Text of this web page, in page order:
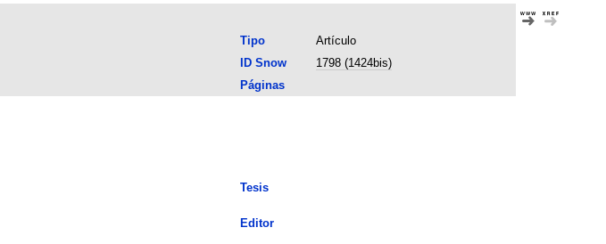
Tipo
Artículo
ID Snow
1798 (1424bis)
Páginas
Tesis
Editor